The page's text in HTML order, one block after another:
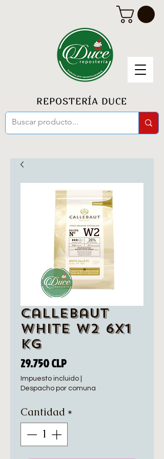
REPOSTERÍA DUCE
Callebaut
white w2 6x1
Kg
29.750 CLPPrecio
Impuesto incluido
Despacho por comuna
Cantidad *